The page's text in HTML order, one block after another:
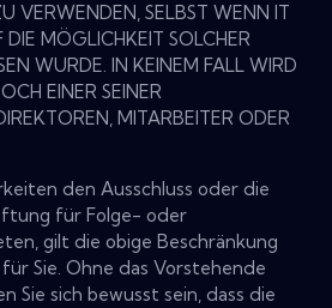
VERWENDEN, SELBST WENN IT
MÖGLICHKEIT SOLCHER
WURDE. IN KEINEM FALL WIRD
EINER SEINER
MITARBEITER ODER
den Ausschluss oder die
für Folge- oder
gilt die obige Beschränkung
Sie. Ohne das Vorstehende
Sie sich bewusst sein, dass die